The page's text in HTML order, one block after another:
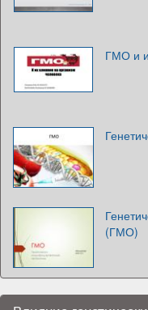
ГМО и
(ГМО)